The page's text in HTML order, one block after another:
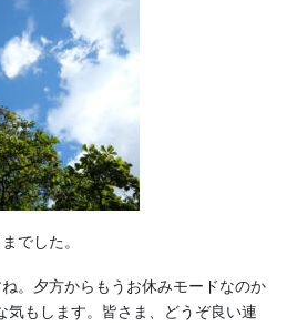
でした。
。夕方からもうお休みモードなのか
気もします。皆さま、どうぞ良い連